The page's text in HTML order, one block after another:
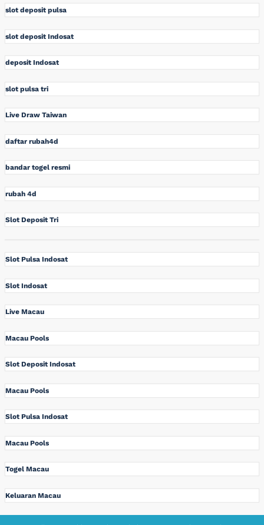
slot deposit pulsa
slot deposit Indosat
deposit Indosat
slot pulsa tri
Live Draw Taiwan
daftar rubah4d
bandar togel resmi
rubah 4d
Slot Deposit Tri
Slot Pulsa Indosat
Slot Indosat
Live Macau
Macau Pools
Slot Deposit Indosat
Macau Pools
Slot Pulsa Indosat
Macau Pools
Togel Macau
Keluaran Macau